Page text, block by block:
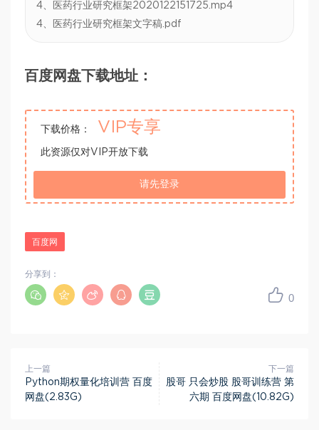
4、医药行业研究框架2020122151725.mp4
4、医药行业研究框架文字稿.pdf
百度网盘下载地址：
下载价格： VIP专享
此资源仅对VIP开放下载
请先登录
百度网
0
分享到：
上一篇
Python期权量化培训营 百度
网盘(2.83G)
下一篇
股哥 只会炒股 股哥训练营 第
六期 百度网盘(10.82G)